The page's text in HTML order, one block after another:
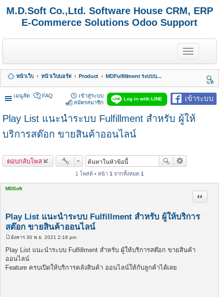
M.D.Soft Co.,Ltd. Software House CRM, ERP
E-Commerce Solutions Odoo Support
T
o
g
e
n
a
i
g
หน้าเว็บ หน้าเว็บบอร์ด Product
MDFulfillment ระบบบริการงานเก็บ แพค ส่ง
นห
า
เมนูลัด
เข้าระบบ
Log in with LINE
FAQ
เข้าสู่ระบบ
สมัครสมาชิก
Play List แนะนำระบบ Fulfillment สำหรับ ผู้ให้
บริการสต๊อก ขายสินค้าออนไลน์
ตอบกลับโพส
1 โพสต์ • หน้า 1 จากทั้งหมด 1
MDSoft
Play List แนะนำระบบ Fulfillment สำหรับ ผู้ให้บริการ
สต๊อก ขายสินค้าออนไลน์
อ้างคำ
ส
ต์
อังคาร 30 พ.ย. 2021 2:18 pm
Play List แนะนำระบบ Fulfillment สำหรับ ผู้ให้บริการสต๊อก ขายสินค้า
ออนไลน์
Feature ครบเปิดให้บริการคลังสินค้า ออนไลน์ให้กับลูกค้าได้เลย